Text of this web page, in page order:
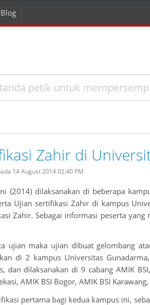
Blog
Zahir di
14 August 2014 02:40 PM
(2014) dilaksanakan di beberapa
Ujian sertifikasi Zahir di kampus
Zahir. Sebagai informasi peserta
ujian maka ujian dibuat gelombang
di 2 kampus Universitas
dan dilaksanakan di 9 cabang AMIK
AMIK BSI Bogor, AMIK BSI
pertama bagi kedua kampus ini,